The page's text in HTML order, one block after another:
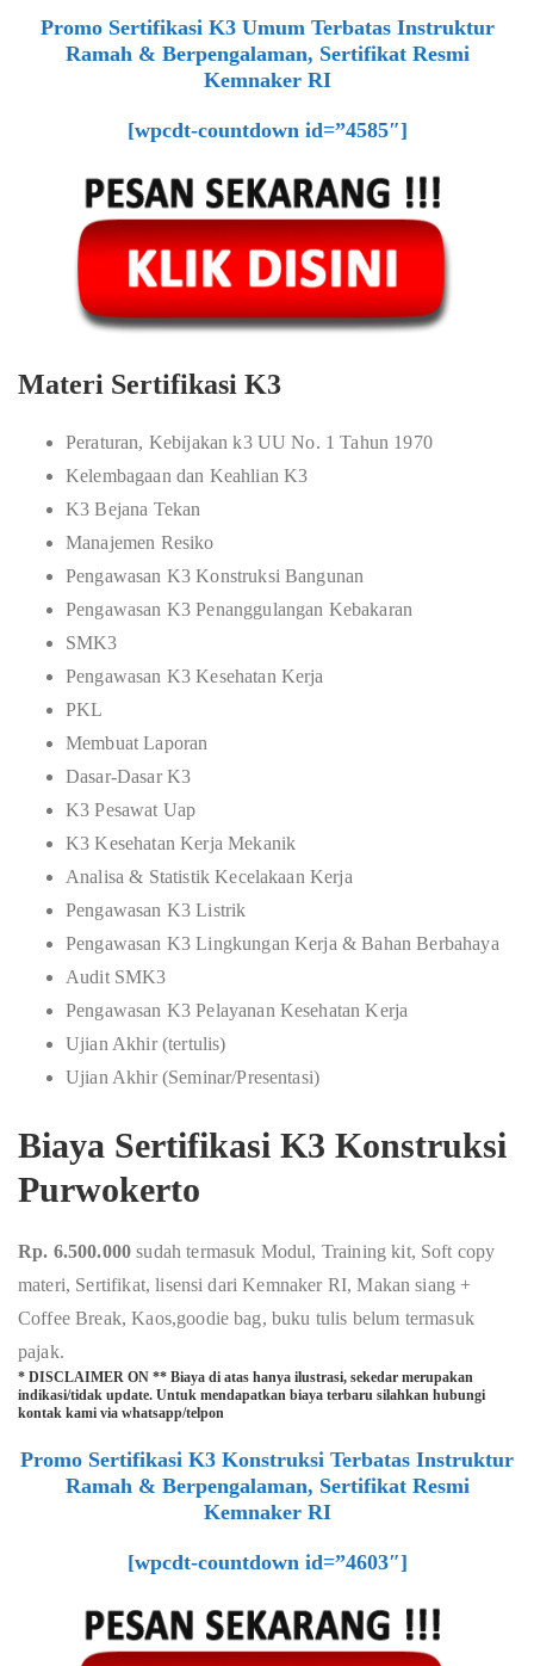
Promo Sertifikasi K3 Umum Terbatas Instruktur
Ramah & Berpengalaman, Sertifikat Resmi
Kemnaker RI
[wpcdt-countdown id=”4585″]
Materi Sertifikasi K3
Peraturan, Kebijakan k3 UU No. 1 Tahun 1970
Kelembagaan dan Keahlian K3
K3 Bejana Tekan
Manajemen Resiko
Pengawasan K3 Konstruksi Bangunan
Pengawasan K3 Penanggulangan Kebakaran
SMK3
Pengawasan K3 Kesehatan Kerja
PKL
Membuat Laporan
Dasar-Dasar K3
K3 Pesawat Uap
K3 Kesehatan Kerja Mekanik
Analisa & Statistik Kecelakaan Kerja
Pengawasan K3 Listrik
Pengawasan K3 Lingkungan Kerja & Bahan Berbahaya
Audit SMK3
Pengawasan K3 Pelayanan Kesehatan Kerja
Ujian Akhir (tertulis)
Ujian Akhir (Seminar/Presentasi)
Biaya Sertifikasi K3 Konstruksi
Purwokerto
Rp. 6.500.000sudah termasuk Modul, Training kit, Soft copy
materi, Sertifikat, lisensi dari Kemnaker RI, Makan siang +
Coffee Break, Kaos,goodie bag, buku tulis belum termasuk
pajak.
* DISCLAIMER ON ** Biaya di atas hanya ilustrasi, sekedar merupakan
indikasi/tidak update. Untuk mendapatkan biaya terbaru silahkan hubungi
kontak kami via whatsapp/telpon
Promo Sertifikasi K3 Konstruksi Terbatas Instruktur
Ramah & Berpengalaman, Sertifikat Resmi
Kemnaker RI
[wpcdt-countdown id=”4603″]